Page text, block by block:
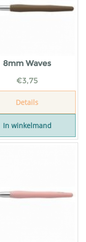
8mm Waves
€3,75
Details
In winkelmand